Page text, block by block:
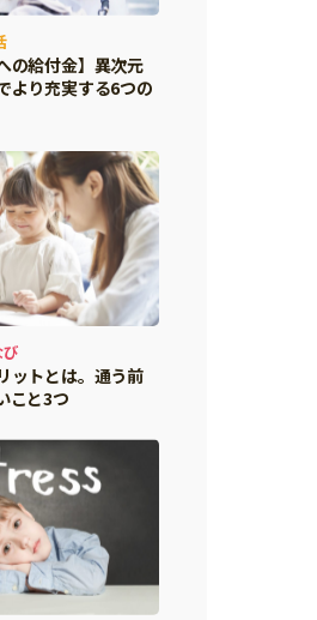
の給付金】異次元
より充実する6つの
ットとは。通う前
こと3つ